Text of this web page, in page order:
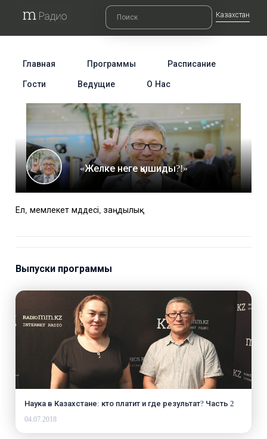
Казахстан
Главная Программы Расписание
Гости Ведущие О Нас
«Желке неге қышиды?!»
Ел, мемлекет мүддесі, заңдылық
Выпуски программы
Наука в Казахстане: кто платит и где результат? Часть 2
04.07.2018